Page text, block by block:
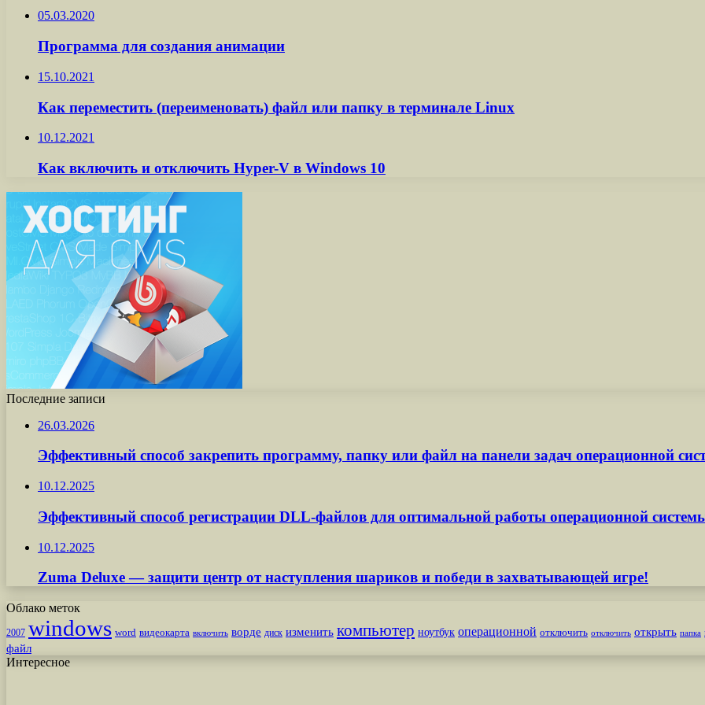
05.03.2020
Программа для создания анимации
15.10.2021
Как переместить (переименовать) файл или папку в терминале Linux
10.12.2021
Как включить и отключить Hyper-V в Windows 10
Последние записи
26.03.2026
Эффективный способ закрепить программу, папку или файл на панели задач операционной
10.12.2025
Эффективный способ регистрации DLL-файлов для оптимальной работы операционной
10.12.2025
Zuma Deluxe — защити центр от наступления шариков и победи в захватывающей игре!
Облако меток
2007 windows word видеокарта включить ворде диск изменить компьютер ноутбук операционной отключить отключить открыть папка
файл
Интересное